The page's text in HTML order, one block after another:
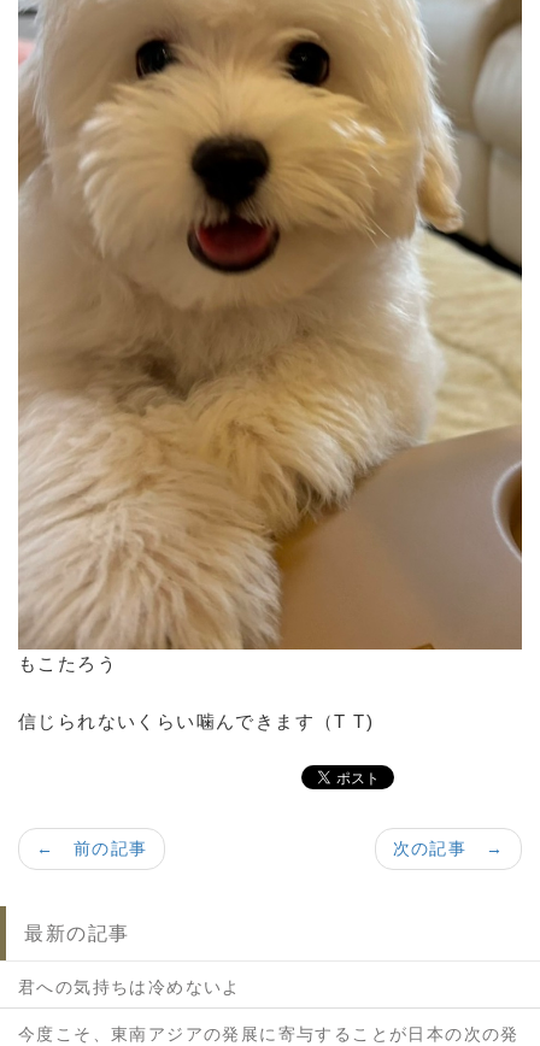
もこたろう
信じられないくらい噛んできます（T T)
次の記事 →
← 前の記事
最新の記事
君への気持ちは冷めないよ
今度こそ、東南アジアの発展に寄与することが日本の次の発